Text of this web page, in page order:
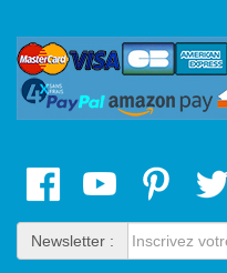
Newsletter :